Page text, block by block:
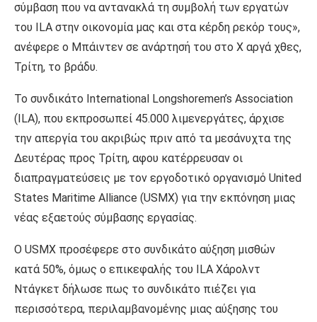
σύμβαση που να αντανακλά τη συμβολή των εργατών
του ILA στην οικονομία μας και στα κέρδη ρεκόρ τους»,
ανέφερε ο Μπάιντεν σε ανάρτησή του στο X αργά χθες,
Τρίτη, το βράδυ.
Το συνδικάτο International Longshoremen’s Association
(ILA), που εκπροσωπεί 45.000 λιμενεργάτες, άρχισε
την απεργία του ακριβώς πριν από τα μεσάνυχτα της
Δευτέρας προς Τρίτη, αφου κατέρρευσαν οι
διαπραγματεύσεις με τον εργοδοτικό οργανισμό United
States Maritime Alliance (USMX) για την εκπόνηση μιας
νέας εξαετούς σύμβασης εργασίας.
Ο USMX προσέφερε στο συνδικάτο αύξηση μισθών
κατά 50%, όμως ο επικεφαλής του ILA Χάρολντ
Ντάγκετ δήλωσε πως το συνδικάτο πιέζει για
περισσότερα, περιλαμβανομένης μιας αύξησης του